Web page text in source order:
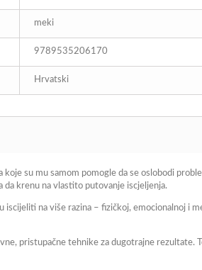
meki
9789535206170
Hrvatski
su mu samom pomogle da se oslobodi
da krenu na vlastito putovanje iscjeljenja.
na više razina – fizičkoj, emocionalnoj i
pristupačne tehnike za dugotrajne rezultate.